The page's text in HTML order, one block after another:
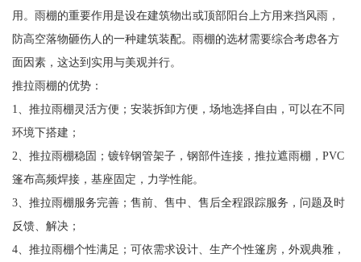
用。雨棚的重要作用是设在建筑物出或顶部阳台上方用来挡风雨，
防高空落物砸伤人的一种建筑装配。雨棚的选材需要综合考虑各方
面因素，这达到实用与美观并行。
推拉雨棚的优势：
1、推拉雨棚灵活方便；安装拆卸方便，场地选择自由，可以在不同
环境下搭建；
2、推拉雨棚稳固；镀锌钢管架子，钢部件连接，推拉遮雨棚，PVC
篷布高频焊接，基座固定，力学性能。
3、推拉雨棚服务完善；售前、售中、售后全程跟踪服务，问题及时
反馈、解决；
4、推拉雨棚个性满足；可依需求设计、生产个性篷房，外观典雅，